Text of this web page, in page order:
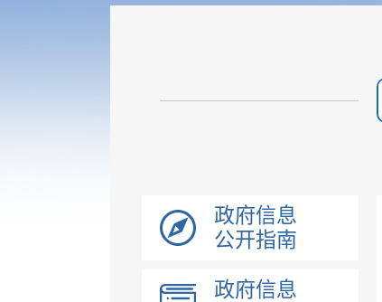
政府信息
公开指南
政府信息